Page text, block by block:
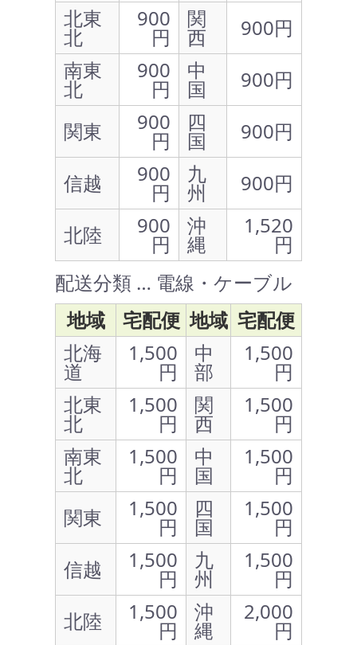
北東
北
900
円
関
西
900円
南東
北
900
円
中
国
900円
関東
900
円
四
国
900円
信越
900
円
九
州
900円
北陸
900
円
沖
縄
1,520
円
配送分類 … 電線・ケーブル
地域
宅配便 地域 宅配便
北海
道
1,500
円
中
部
1,500
円
北東
北
1,500
円
関
西
1,500
円
南東
北
1,500
円
中
国
1,500
円
関東
1,500
円
四
国
1,500
円
信越
1,500
円
九
州
1,500
円
北陸
1,500
円
沖
縄
2,000
円